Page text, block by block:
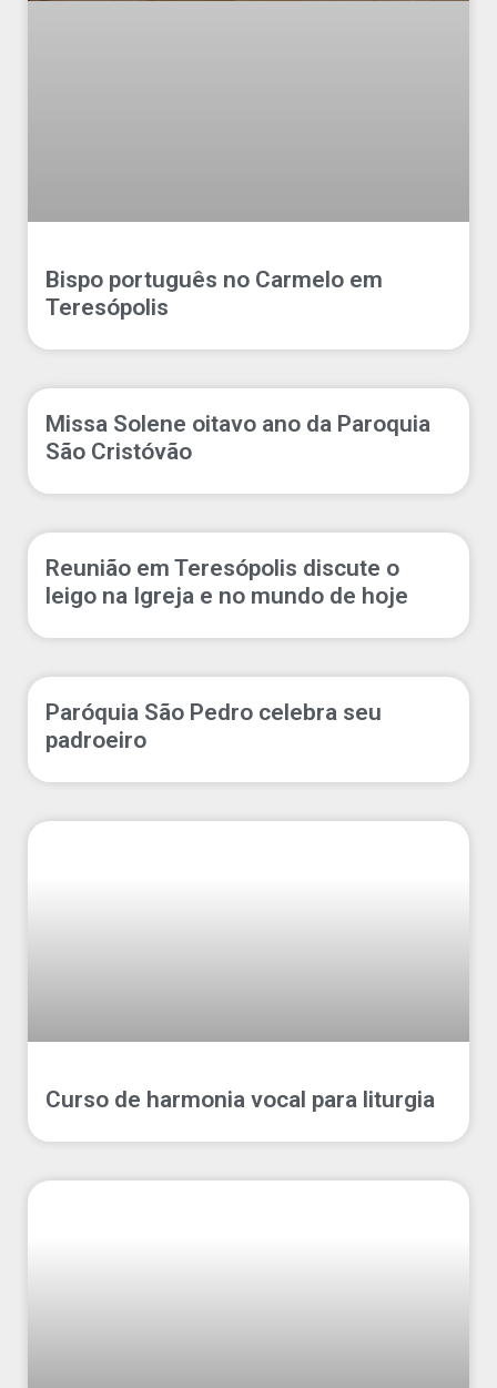
Bispo português no Carmelo em
Teresópolis
Missa Solene oitavo ano da Paroquia
São Cristóvão
Reunião em Teresópolis discute o
leigo na Igreja e no mundo de hoje
Paróquia São Pedro celebra seu
padroeiro
Curso de harmonia vocal para liturgia